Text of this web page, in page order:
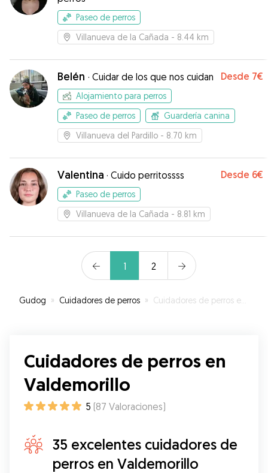
Paseo de perros
Villanueva de la Cañada - 8.44 km
Belén · Cuidar de los que nos cuidan Desde 7€
Alojamiento para perros
Paseo de perros
Guardería canina
Villanueva del Pardillo - 8.70 km
Valentina · Cuido perritossss Desde 6€
Paseo de perros
Villanueva de la Cañada - 8.81 km
1 2
Gudog » Cuidadores de perros » Cuidadores de perros en Valdemorillo
Cuidadores de perros en
Valdemorillo
5 (87 Valoraciones)
35 excelentes cuidadores de
perros en Valdemorillo